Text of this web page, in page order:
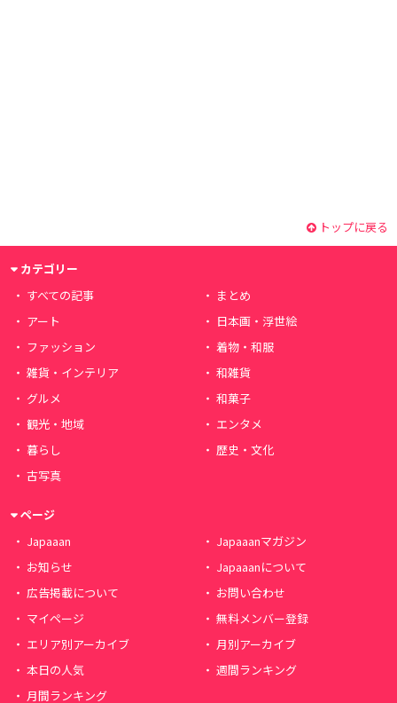
トップに戻る
カテゴリー
すべての記事
まとめ
アート
日本画・浮世絵
ファッション
着物・和服
雑貨・インテリア
和雑貨
グルメ
和菓子
観光・地域
エンタメ
暮らし
歴史・文化
古写真
ページ
Japaaan
Japaaanマガジン
お知らせ
Japaaanについて
広告掲載について
お問い合わせ
マイページ
無料メンバー登録
エリア別アーカイブ
月別アーカイブ
本日の人気
週間ランキング
月間ランキング